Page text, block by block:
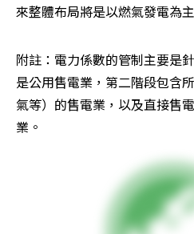
來整體布局將是以燃氣發電為
附註：電力係數的管制主要是
是公用售電業，第二階段包含
氣等）的售電業，以及直接售
業。